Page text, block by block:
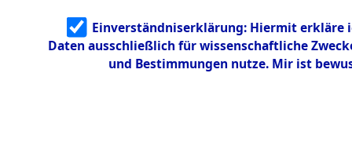
Identifizierun
g
5.3.3
Todesmärsch
Einverständniserklärung: Hiermit erkläre
Daten ausschließlich für wissenschaftliche
und Bestimmungen nutze. Mir ist